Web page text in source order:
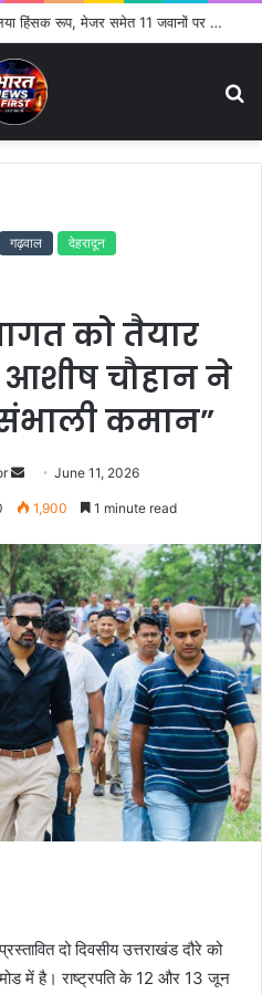
भगवानपुर में फैक्ट्री पर छापेमारी से हड़कंप, 32 हजार किलो से ज्यादा तैयार माल सील, संचालन पर उठे सवाल
गढ़वाल देहरादून
को तैयार
आशीष चौहान ने
संभाली कमान”
e
d
a
n
e
m
a
i
June 11, 2026
1,900 1 minute read
दो दिवसीय उत्तराखंड दौरे को
में है। राष्ट्रपति के 12 और 13 जून